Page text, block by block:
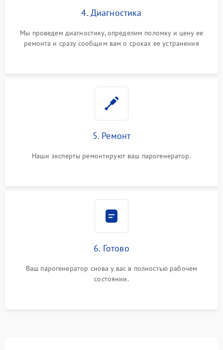
4. Диагностика
Мы проведем диагностику, определим поломку и цену ее
ремонта и сразу сообщим вам о сроках ее устранения
5. Ремонт
Наши эксперты ремонтируют ваш парогенератор.
6. Готово
Ваш парогенератор снова у вас в полностью рабочем
состоянии.